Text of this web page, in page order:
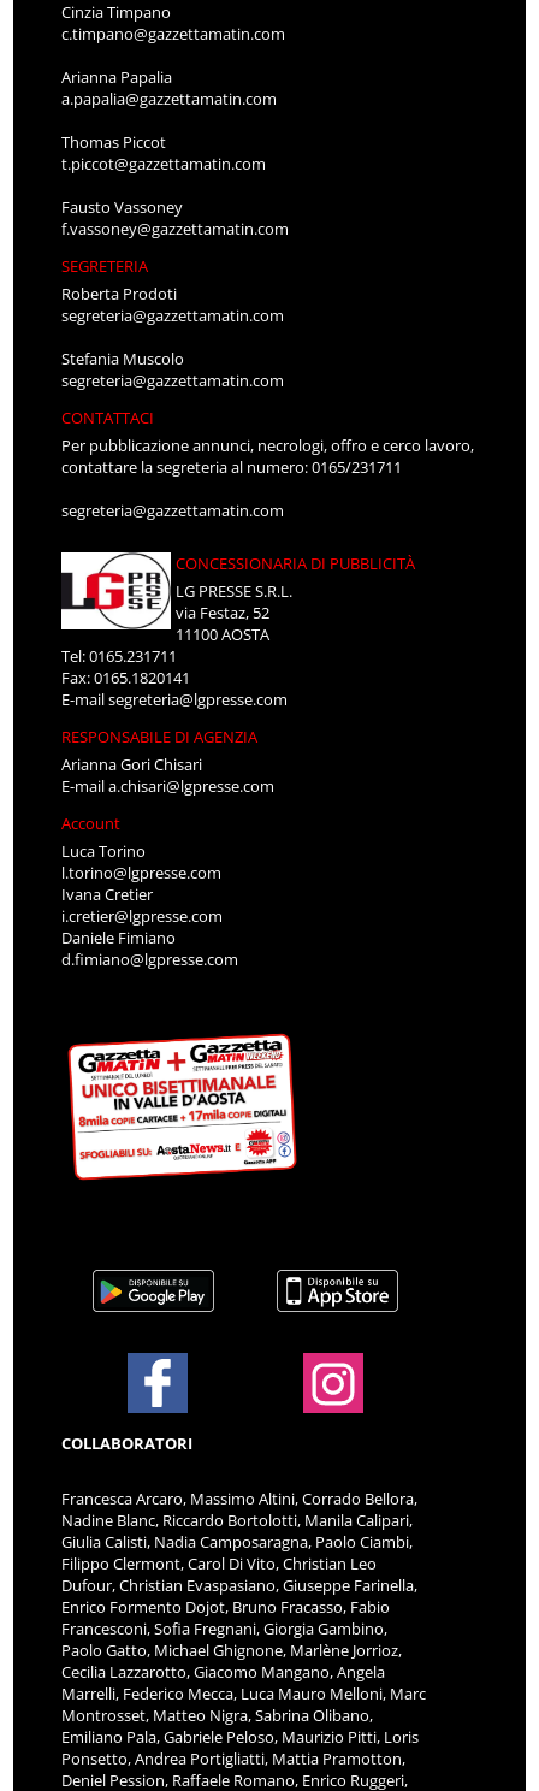
Cinzia Timpano
c.timpano@gazzettamatin.com
Arianna Papalia
a.papalia@gazzettamatin.com
Thomas Piccot
t.piccot@gazzettamatin.com
Fausto Vassoney
f.vassoney@gazzettamatin.com
SEGRETERIA
Roberta Prodoti
segreteria@gazzettamatin.com
Stefania Muscolo
segreteria@gazzettamatin.com
CONTATTACI
Per pubblicazione annunci, necrologi, offro e cerco lavoro,
contattare la segreteria al numero: 0165/231711
segreteria@gazzettamatin.com
CONCESSIONARIA DI PUBBLICITÀ
LG PRESSE S.R.L.
via Festaz, 52
11100 AOSTA
Tel: 0165.231711
Fax: 0165.1820141
E-mailsegreteria@lgpresse.com
RESPONSABILE DI AGENZIA
Arianna Gori Chisari
E-maila.chisari@lgpresse.com
Account
Luca Torino
l.torino@lgpresse.com
Ivana Cretier
i.cretier@lgpresse.com
Daniele Fimiano
d.fimiano@lgpresse.com
COLLABORATORI
Francesca Arcaro, Massimo Altini, Corrado Bellora,
Nadine Blanc, Riccardo Bortolotti, Manila Calipari,
Giulia Calisti, Nadia Camposaragna, Paolo Ciambi,
Filippo Clermont, Carol Di Vito, Christian Leo
Dufour, Christian Evaspasiano, Giuseppe Farinella,
Enrico Formento Dojot, Bruno Fracasso, Fabio
Francesconi, Sofia Fregnani, Giorgia Gambino,
Paolo Gatto, Michael Ghignone, Marlène Jorrioz,
Cecilia Lazzarotto, Giacomo Mangano, Angela
Marrelli, Federico Mecca, Luca Mauro Melloni, Marc
Montrosset, Matteo Nigra, Sabrina Olibano,
Emiliano Pala, Gabriele Peloso, Maurizio Pitti, Loris
Ponsetto, Andrea Portigliatti, Mattia Pramotton,
Deniel Pession, Raffaele Romano, Enrico Ruggeri,